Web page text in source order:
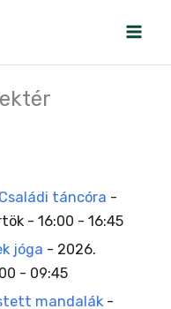
táncóra -
- 16:00 - 16:45
jóga - 2026.
- 09:45
mandalák -